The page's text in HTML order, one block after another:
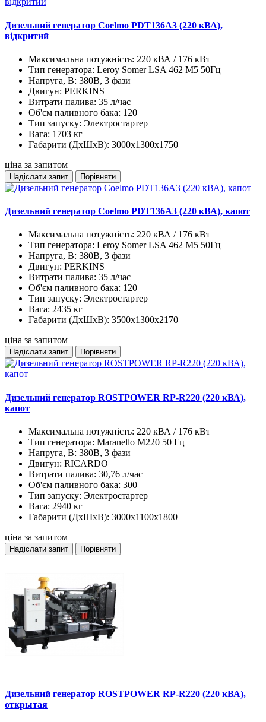
Дизельний генератор Coelmo PDT136A3 (220 кВА),
відкритий
Максимальна потужність: 220 кВА / 176 кВт
Тип генератора: Leroy Somer LSA 462 M5 50Гц
Напруга, В: 380В, 3 фази
Двигун: PERKINS
Витрати палива: 35 л/час
Об'єм паливного бака: 120
Тип запуску: Электростартер
Вага: 1703 кг
Габарити (ДхШхВ): 3000x1300x1750
ціна за запитом
Надіслати запит Порівняти
Дизельний генератор Coelmo PDT136A3 (220 кВА), капот
Максимальна потужність: 220 кВА / 176 кВт
Тип генератора: Leroy Somer LSA 462 M5 50Гц
Напруга, В: 380В, 3 фази
Двигун: PERKINS
Витрати палива: 35 л/час
Об'єм паливного бака: 120
Тип запуску: Электростартер
Вага: 2435 кг
Габарити (ДхШхВ): 3500x1300x2170
ціна за запитом
Надіслати запит Порівняти
Дизельний генератор ROSTPOWER RP-R220 (220 кВА),
капот
Максимальна потужність: 220 кВА / 176 кВт
Тип генератора: Maranello M220 50 Гц
Напруга, В: 380В, 3 фази
Двигун: RICARDO
Витрати палива: 30,76 л/час
Об'єм паливного бака: 300
Тип запуску: Электростартер
Вага: 2940 кг
Габарити (ДхШхВ): 3000х1100х1800
ціна за запитом
Надіслати запит Порівняти
Дизельний генератор ROSTPOWER RP-R220 (220 кВА),
открытая